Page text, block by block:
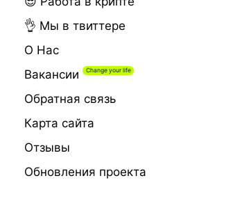
👌 Мы в твиттере
О Нас
Вакансии
Обратная связь
Карта сайта
Отзывы
Обновления проекта